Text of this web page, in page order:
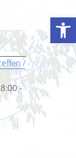
Werkzeugleiste öffnen
/
-